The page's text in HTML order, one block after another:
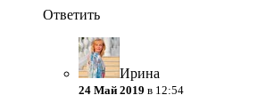
Ответить
Ирина
24 Май 2019 в 12:54